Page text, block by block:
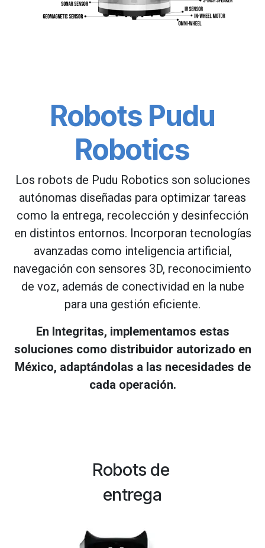
Robots Pudu
Robotics
Los robots de Pudu Robotics son soluciones
autónomas diseñadas para optimizar tareas
como la entrega, recolección y desinfección
en distintos entornos. Incorporan tecnologías
avanzadas como inteligencia artificial,
navegación con sensores 3D, reconocimiento
de voz, además de conectividad en la nube
para una gestión eficiente.
En Integritas, implementamos estas
soluciones como distribuidor autorizado en
México, adaptándolas a las necesidades de
cada operación.
Robots de
entrega